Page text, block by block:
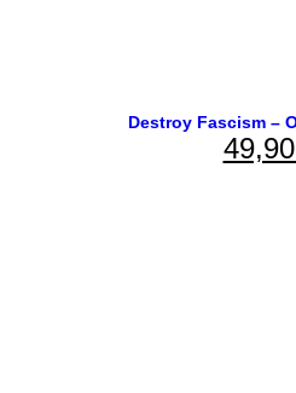
Destroy Fascism –
49,90